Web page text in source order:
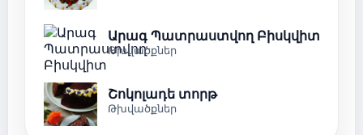
Արագ Պատրաստվող Բիսկվիտ
Թխվածքներ
Շոկոլադե տորթ
Թխվածքներ